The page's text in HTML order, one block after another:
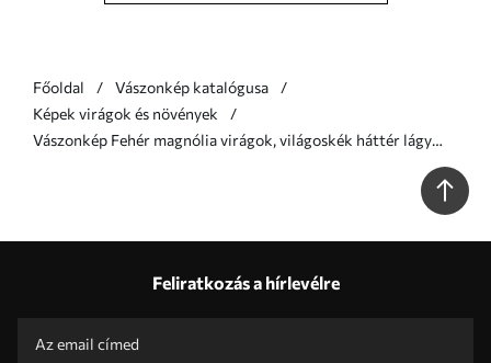
Főoldal
Vászonkép katalógusa
Képek virágok és növények
Vászonkép Fehér magnólia virágok, világoskék háttér lágy
Feliratkozás a hírlevélre